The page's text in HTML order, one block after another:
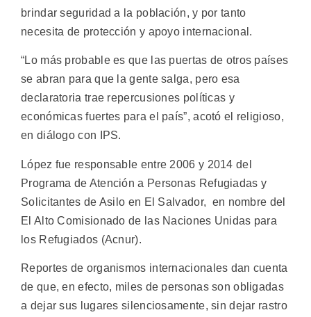
brindar seguridad a la población, y por tanto
necesita de protección y apoyo internacional.
“Lo más probable es que las puertas de otros países
se abran para que la gente salga, pero esa
declaratoria trae repercusiones políticas y
económicas fuertes para el país”, acotó el religioso,
en diálogo con IPS.
López fue responsable entre 2006 y 2014 del
Programa de Atención a Personas Refugiadas y
Solicitantes de Asilo en El Salvador, en nombre del
El Alto Comisionado de las Naciones Unidas para
los Refugiados (Acnur).
Reportes de organismos internacionales dan cuenta
de que, en efecto, miles de personas son obligadas
a dejar sus lugares silenciosamente, sin dejar rastro